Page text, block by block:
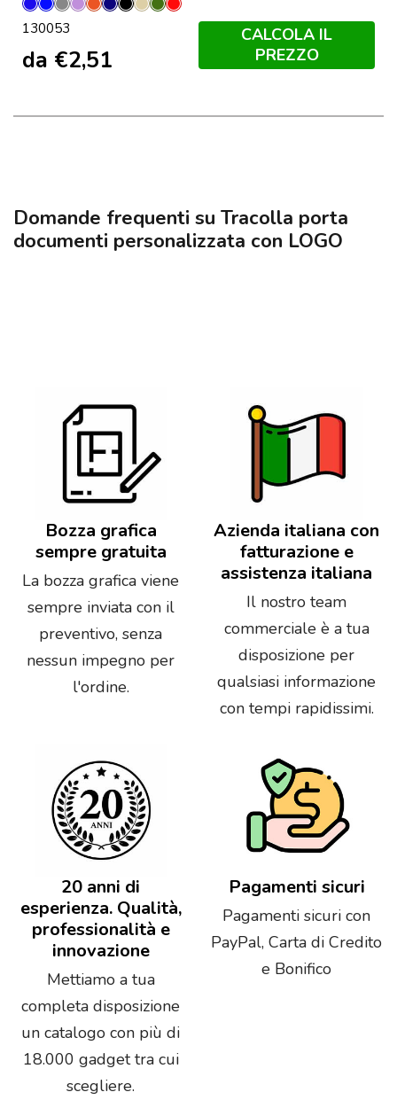
Blu
Hale
Blu
Royal
Grigio
LillaMattone
NavyNeroOatmeal
OlivaRosso
130053
da €2,51
CALCOLA IL
PREZZO
Domande frequenti su Tracolla porta
documenti personalizzata con LOGO
Bozza grafica
sempre gratuita
La bozza grafica viene
sempre inviata con il
preventivo, senza
nessun impegno per
l'ordine.
Azienda italiana con
fatturazione e
assistenza italiana
Il nostro team
commerciale è a tua
disposizione per
qualsiasi informazione
con tempi rapidissimi.
20 anni di
esperienza. Qualità,
professionalità e
innovazione
Mettiamo a tua
completa disposizione
un catalogo con più di
18.000 gadget tra cui
scegliere.
Pagamenti sicuri
Pagamenti sicuri con
PayPal, Carta di Credito
e Bonifico